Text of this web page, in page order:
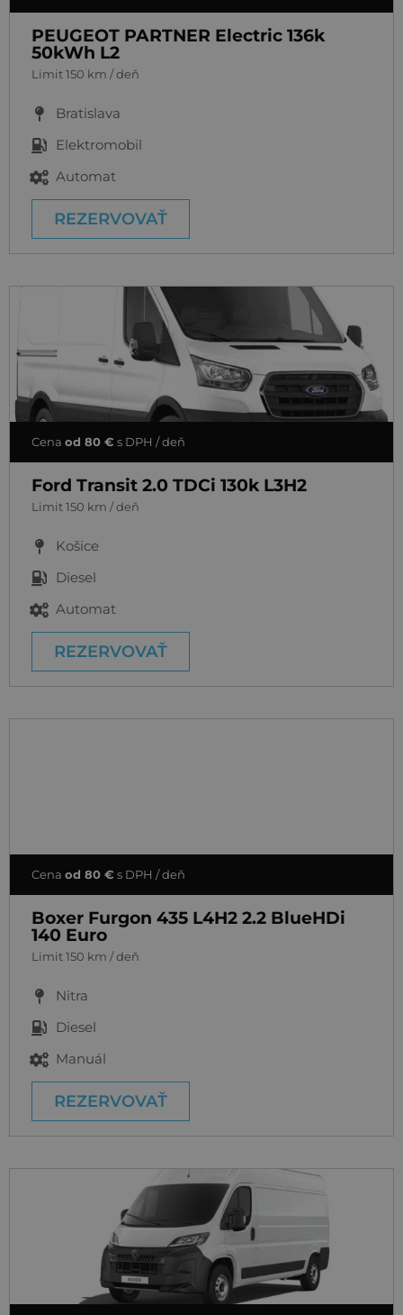
PEUGEOT PARTNER Electric 136k
50kWh L2
Limit 150 km / deň
Bratislava
Elektromobil
Automat
REZERVOVAŤ
Cena od 80 € s DPH / deň
Ford Transit 2.0 TDCi 130k L3H2
Limit 150 km / deň
Košice
Diesel
Automat
REZERVOVAŤ
Cena od 80 € s DPH / deň
Boxer Furgon 435 L4H2 2.2 BlueHDi
140 Euro
Limit 150 km / deň
Nitra
Diesel
Manuál
REZERVOVAŤ